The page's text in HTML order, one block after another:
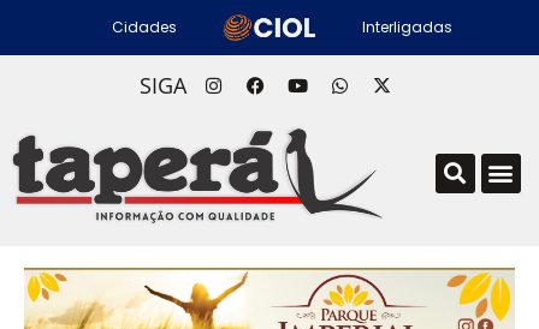
Cidades Interligadas
SIGA